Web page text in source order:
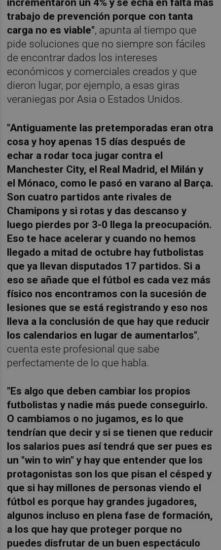
incrementaron un 4% y se echa en falta más
trabajo de prevención porque con tanta
carga no es viable", apunta al tiempo que
pide soluciones que no siempre son fáciles
de encontrar dados los intereses
económicos y comerciales creados y que
dieron lugar, por ejemplo, a esas giras
veraniegas por Asia o Estados Unidos.
"Antiguamente las pretemporadas eran otra
cosa y hoy apenas 15 días después de
echar a rodar toca jugar contra el
Manchester City, el Real Madrid, el Milán y
el Mónaco, como le pasó en varano al Barça.
Son cuatro partidos ante rivales de
Chamipons y si rotas y das descanso y
luego pierdes por 3-0 llega la preocupación.
Eso te hace acelerar y cuando no hemos
llegado a mitad de octubre hay futbolistas
que ya llevan disputados 17 partidos. Si a
eso se añade que el fútbol es cada vez más
físico nos encontramos con la sucesión de
lesiones que se está registrando y eso nos
lleva a la conclusión de que hay que reducir
los calendarios en lugar de aumentarlos",
cuenta este profesional que sabe
perfectamente de lo que habla.
"Es algo que deben cambiar los propios
futbolistas y nadie más puede conseguirlo.
O cambiamos o no jugamos, es lo que
tendrían que decir y si se tienen que reducir
los salarios pues así tendrá que ser pues es
un "win to win" y hay que entender que los
protagonistas son los que pisan el césped y
que si hay millones de personas viendo el
fútbol es porque hay grandes jugadores,
algunos incluso en plena fase de formación,
a los que hay que proteger porque no
puedes disfrutar de un buen espectáculo